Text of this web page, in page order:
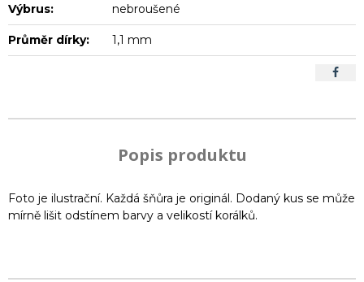
Výbrus: nebroušené
Průměr dírky: 1,1 mm
Popis produktu
Foto je ilustrační. Každá šňůra je originál. Dodaný kus se může
mírně lišit odstínem barvy a velikostí korálků.